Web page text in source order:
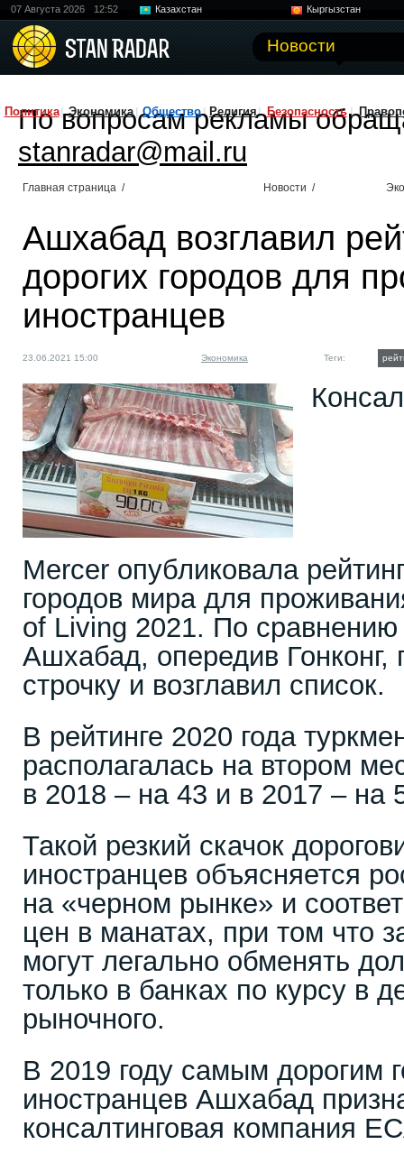
07 Августа 2026 12:52 Казахстан
Кыргызстан
Новости
Политика Экономика Общество Религия Безопасность
По вопросам рекламы
stanradar@mail.ru
Главная страница / Новости /
Ашхабад возглавил
дорогих городов для
иностранцев
23.06.2021 15:00 Экономика Теги:
Mercer опубликовала
городов мира для
of Living 2021. По
Ашхабад, опередив Гонконг,
строчку и возглавил список.
В рейтинге 2020 года
располагалась на втором
в 2018 – на 43 и в 2017 – на
Такой резкий скачок
иностранцев объясняется
на «черном рынке» и
цен в манатах, при том что
могут легально обменять
только в банках по курсу в
рыночного.
В 2019 году самым дорогим
иностранцев Ашхабад
консалтинговая компания